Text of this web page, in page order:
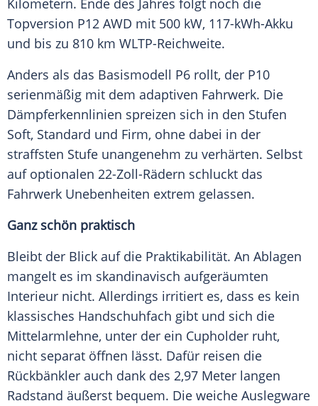
Kilometern. Ende des Jahres folgt noch die
Topversion P12 AWD mit 500 kW, 117-kWh-Akku
und bis zu 810 km WLTP-Reichweite.
Anders als das Basismodell P6 rollt, der P10
serienmäßig mit dem adaptiven Fahrwerk. Die
Dämpferkennlinien spreizen sich in den Stufen
Soft, Standard und Firm, ohne dabei in der
straffsten Stufe unangenehm zu verhärten. Selbst
auf optionalen 22-Zoll-Rädern schluckt das
Fahrwerk Unebenheiten extrem gelassen.
Ganz schön praktisch
Bleibt der Blick auf die Praktikabilität. An Ablagen
mangelt es im skandinavisch aufgeräumten
Interieur nicht. Allerdings irritiert es, dass es kein
klassisches Handschuhfach gibt und sich die
Mittelarmlehne, unter der ein Cupholder ruht,
nicht separat öffnen lässt. Dafür reisen die
Rückbänkler auch dank des 2,97 Meter langen
Radstand äußerst bequem. Die weiche Auslegware